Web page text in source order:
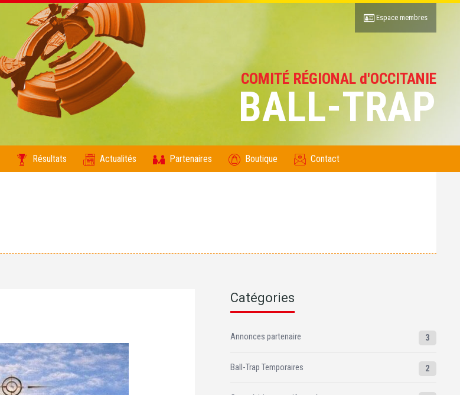
COMITÉ RÉGIONAL d'OCCITANIE
BALL-TRAP
Espace membres
Résultats Actualités Partenaires Boutique Contact
Catégories
Annonces partenaire 3
Ball-Trap Temporaires 2